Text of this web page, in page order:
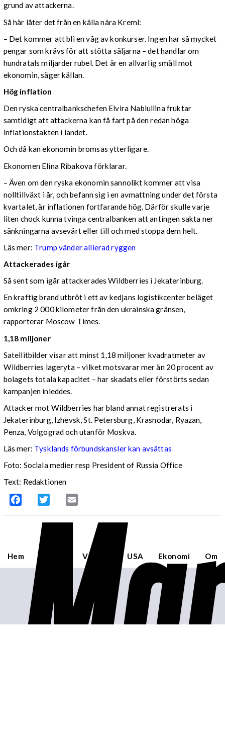
grund av attackerna.
Så här låter det från en källa nära Kreml:
– Det kommer att bli en våg av konkurser. Ingen har så mycket
pengar som krävs för att stötta säljarna – det handlar om
hundratals miljarder rubel. Det är en allvarlig smäll mot
ekonomin, säger källan.
Hög inflation
Den ryska centralbankschefen Elvira Nabiullina fruktar
samtidigt att attackerna kan få fart på den redan höga
inflationstakten i landet.
Och då kan ekonomin bromsas ytterligare.
Ekonomen Elina Ribakova förklarar.
– Även om den ryska ekonomin sannolikt kommer att visa
nolltillväxt i år, och befann sig i en avmattning under det första
kvartalet, är inflationen fortfarande hög. Därför skulle varje
liten chock kunna tvinga centralbanken att antingen sakta ner
sänkningarna avsevärt eller till och med stoppa dem helt.
Läs mer: Trump vänder allierad ryggen
Attackerades igår
Så sent som igår attackerades Wildberries i Jekaterinburg.
En kraftig brand utbröt i ett av kedjans logistikcenter beläget
omkring 2 000 kilometer från den ukrainska gränsen,
rapporterar Moscow Times.
1,18 miljoner
Satellitbilder visar att minst 1,18 miljoner kvadratmeter av
Wildberries lageryta – vilket motsvarar mer än 20 procent av
bolagets totala kapacitet – har skadats eller förstörts sedan
kampanjen inleddes.
Attacker mot Wildberries har bland annat registrerats i
Jekaterinburg, Izhevsk, St. Petersburg, Krasnodar, Ryazan,
Penza, Volgograd och utanför Moskva.
Läs mer: Tysklands förbundskansler kan avsättas
Foto: Sociala medier resp President of Russia Office
Text: Redaktionen
Facebook Twitter
Hem Världen USA Ekonomi Om